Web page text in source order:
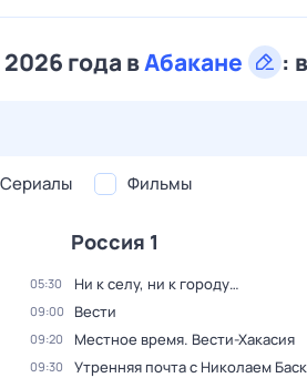
года вАбакане :
Сериалы Фильмы
Россия 1
05:30 Ни к селу, ни к городу…
09:00 Вести
09:20 Местное время. Вести-Хакасия
09:30 Утренняя почта с Николаем